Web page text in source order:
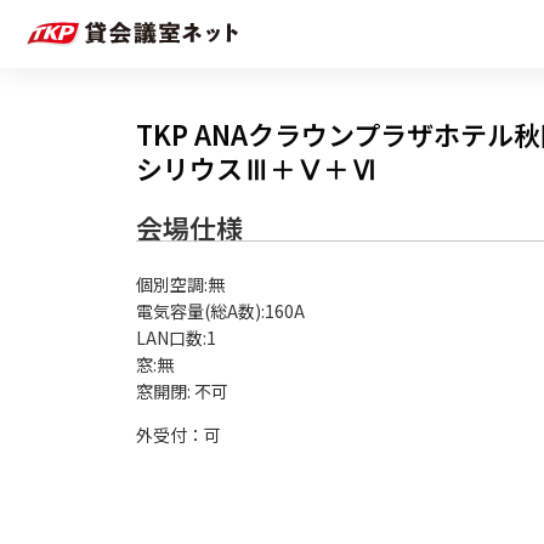
TKP ANAクラウンプラザホテル
シリウスⅢ＋Ⅴ＋Ⅵ
会場仕様
個別空調:無
電気容量(総A数):160A
LAN口数:1
窓:無
外受付：可